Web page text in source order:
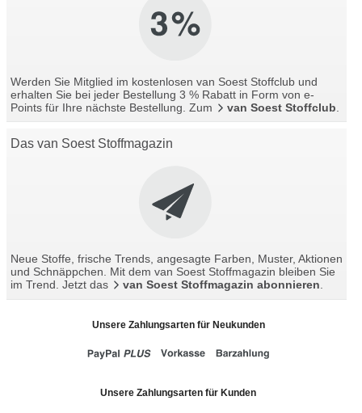
Werden Sie Mitglied im kostenlosen van Soest Stoffclub und
erhalten Sie bei jeder Bestellung 3 % Rabatt in Form von e-
Points für Ihre nächste Bestellung. Zum
van Soest Stoffclub
Das van Soest Stoffmagazin
Neue Stoffe, frische Trends, angesagte Farben, Muster, Aktionen
und Schnäppchen. Mit dem van Soest Stoffmagazin bleiben Sie
im Trend. Jetzt das
van Soest Stoffmagazin abonnieren.
Unsere Zahlungsarten für Neukunden
Unsere Zahlungsarten für Kunden